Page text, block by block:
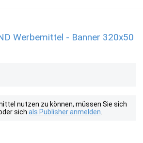
Werbemittel - Banner 320x50
nutzen zu können, müssen Sie sich
sich als Publisher anmelden